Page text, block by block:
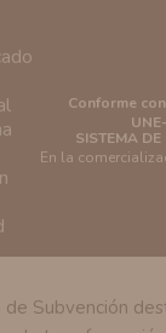
Conforme
SISTEMA
En la
Subvención